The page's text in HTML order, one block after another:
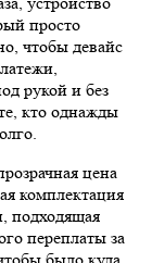
просто
чтобы девайс
рукой и без
кто однажды
цена
комплектация
подходящая
переплаты за